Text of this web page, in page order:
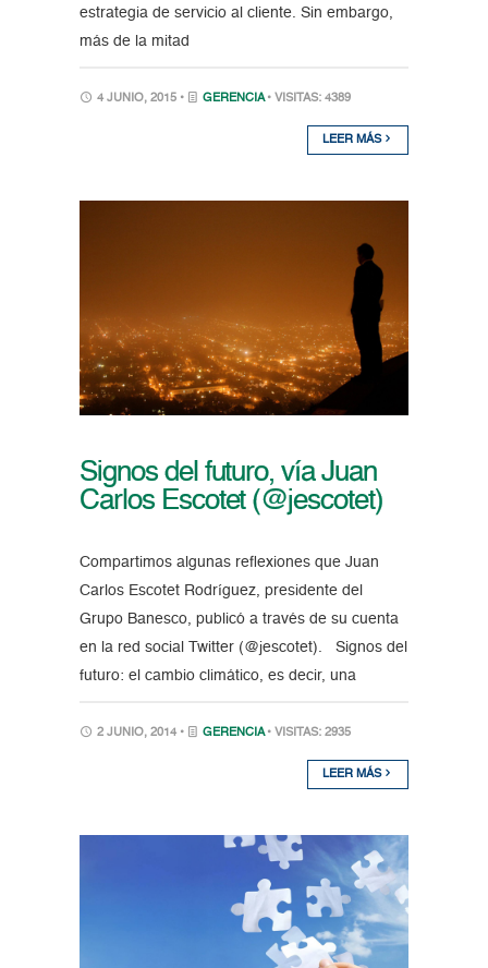
estrategia de servicio al cliente. Sin embargo,
más de la mitad
4 JUNIO, 2015 • GERENCIA • VISITAS: 4389
LEER MÁS
Signos del futuro, vía Juan
Carlos Escotet (@jescotet)
Compartimos algunas reflexiones que Juan
Carlos Escotet Rodríguez, presidente del
Grupo Banesco, publicó a través de su cuenta
en la red social Twitter (@jescotet). Signos del
futuro: el cambio climático, es decir, una
2 JUNIO, 2014 • GERENCIA • VISITAS: 2935
LEER MÁS